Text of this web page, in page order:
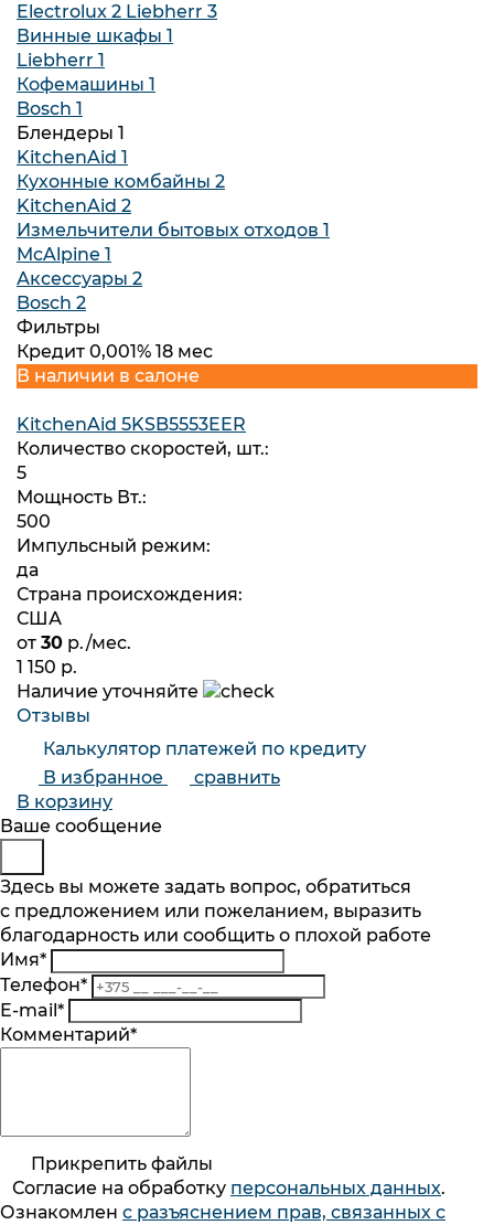
Electrolux 2 Liebherr 3
Винные шкафы 1
Liebherr 1
Кофемашины 1
Bosch 1
Блендеры 1
KitchenAid 1
Кухонные комбайны 2
KitchenAid 2
Измельчители бытовых отходов 1
McAlpine 1
Аксессуары 2
Bosch 2
Фильтры
Кредит 0,001% 18 мес
В наличии в салоне
KitchenAid 5KSB5553EER
Количество скоростей, шт.:
5
Мощность Вт.:
500
Импульсный режим:
да
Страна происхождения:
США
от 30 р./мес.
1 150 р.
Наличие уточняйте
Отзывы
Калькулятор платежей по кредиту
В избранное
сравнить
В корзину
Будьте в курсе
Подпишитесь на последние обновления
и узнавайте о новинках и специальных
предложениях первыми
Подписаться
Я согласен на обработкуперсональных данных
Ознакомленс разъяснением прав, связанных с
обработкой персональных данных, механизмом
ООО «Домотехника»
г. Минск, просп. Победителей 110, пом. 406
Заказ обратного звонка
Представьтесь
Телефон*
Комментарий
реализации, последствиями дачи согласия
Введите код с картинки *
Ваше сообщение
Здесь вы можете задать вопрос, обратиться
с предложением или пожеланием, выразить
благодарность или сообщить о плохой работе
Имя*
Телефон*
E-mail*
Комментарий*
Прикрепить файлы
Согласие на обработку персональныx данных.
Ознакомлен с разъяснением прав, связанных с